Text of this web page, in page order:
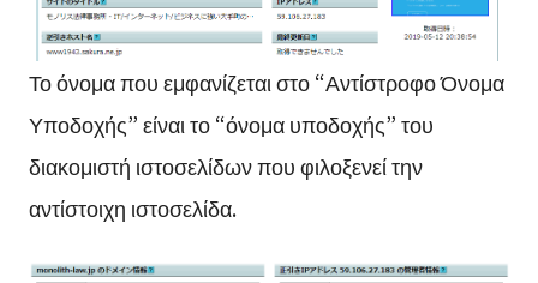
Το όνομα που εμφανίζεται στο “Αντίστροφο Όνομα
Υποδοχής” είναι το “όνομα υποδοχής” του
διακομιστή ιστοσελίδων που φιλοξενεί την
αντίστοιχη ιστοσελίδα.